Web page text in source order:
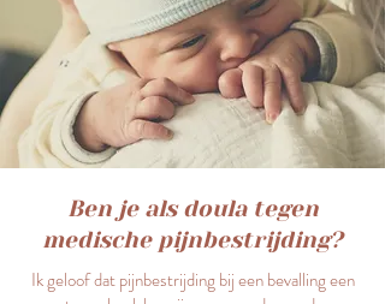
Ben je als doula tegen
medische pijnbestrijding?
Ik geloof dat pijnbestrijding bij een bevalling een